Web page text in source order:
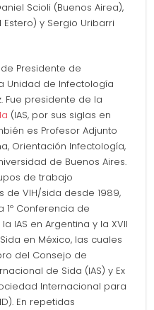
Scioli (Buenos Airea),
y Sergio Uribarri
Presidente de
Unidad de Infectología
Fue presidente de la
(IAS, por sus siglas en
es Profesor Adjunto
Orientación Infectología,
de Buenos Aires.
de trabajo
de VIH/sida desde 1989,
Conferencia de
IAS en Argentina y la XVII
en México, las cuales
del Consejo de
de Sida (IAS) y Ex
Internacional para
En repetidas